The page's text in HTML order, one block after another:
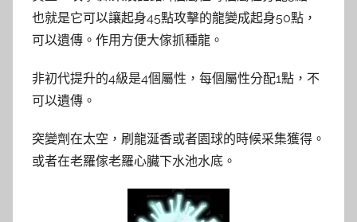
也就是它可以讓起身45點攻擊的龍變成起身50點，
可以遺傳。作用方便大傢抓種龍。
非初代提升的4級是4個屬性，每個屬性分配1點，不
可以遺傳。
突變劑在太空，刷龍涎香或者園球的時候采集獲得。
或者在老羅傢老羅心臟下水池水底。